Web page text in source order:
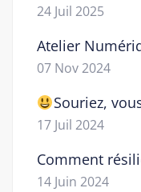
24 Juil 2025
Atelier
07 Nov 2024
Souriez,
17 Juil 2024
Comment
14 Juin 2024